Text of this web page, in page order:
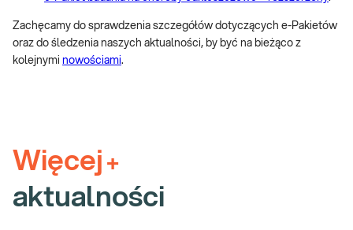
Zachęcamy do sprawdzenia szczegółów dotyczących e-Pakietów
oraz do śledzenia naszych aktualności, by być na bieżąco z
kolejnymi nowościami.
Więcej +
aktualności